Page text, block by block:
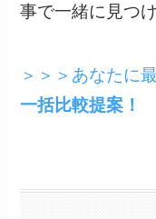
事で一緒に見つ
＞＞＞あなたに
一括比較提案！